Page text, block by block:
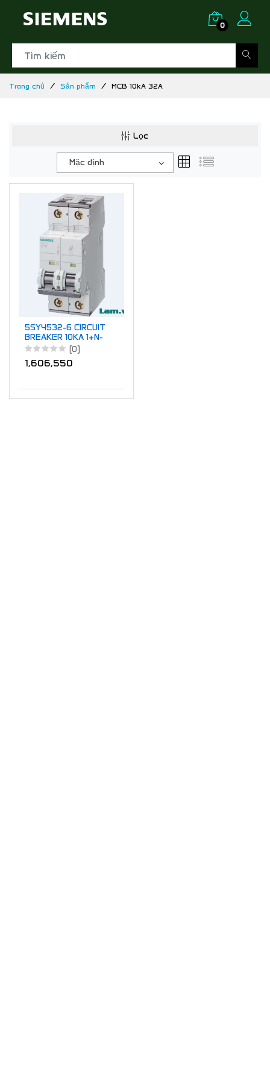
0
Trang chủ Sản phẩm MCB 10kA 32A
Lọc
Mặc định
5SY4532-6 CIRCUIT
BREAKER 10KA 1+N-
POL B32
(0)
1,606,550